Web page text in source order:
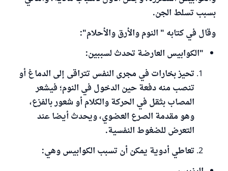
بسبب تسلط الجن.
وقال في كتابه " النوم والأرق والأحلام":
"الكوابيس العارضة تحدث لسببين:
تحيز بخارات في مجرى النفس تتراقى إلى الدماغ أو
تنصب منه دفعة حين الدخول في النوم؛ فيشعر
المصاب بثقل في الحركة والكلام أو شعور بالفزع،
وهو مقدمة الصرع العضوي، ويحدث أيضا عند
التعرض للضغوط النفسية.
تعاطي أدوية يمكن أن تسبب الكوابيس وهي: